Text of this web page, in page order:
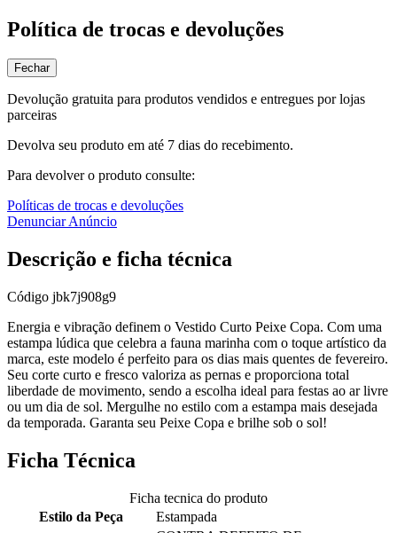
Política de trocas e devoluções
Fechar
Devolução gratuita para produtos vendidos e entregues por lojas
parceiras
Devolva seu produto em até 7 dias do recebimento.
Para devolver o produto consulte:
Políticas de trocas e devoluções
Denunciar Anúncio
Descrição e ficha técnica
Código jbk7j908g9
Energia e vibração definem o Vestido Curto Peixe Copa. Com uma
estampa lúdica que celebra a fauna marinha com o toque artístico da
marca, este modelo é perfeito para os dias mais quentes de fevereiro.
Seu corte curto e fresco valoriza as pernas e proporciona total
liberdade de movimento, sendo a escolha ideal para festas ao ar livre
ou um dia de sol. Mergulhe no estilo com a estampa mais desejada
da temporada. Garanta seu Peixe Copa e brilhe sob o sol!
Ficha Técnica
Ficha tecnica do produto
Estilo da Peça
Estampada